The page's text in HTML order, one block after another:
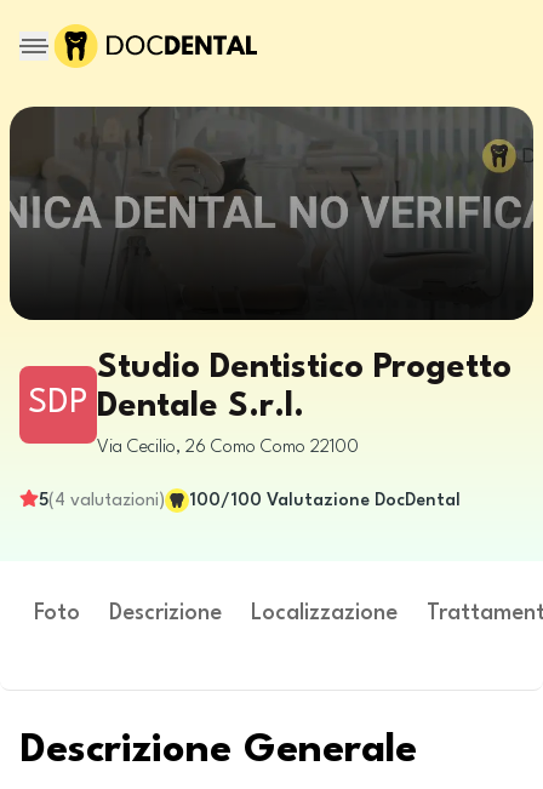
SDP
Studio Dentistico Progetto
Dentale S.r.l.
Via Cecilio, 26 Como Como 22100
5( 4 valutazioni) 100/100 Valutazione DocDental
Foto Descrizione Localizzazione
Descrizione Generale